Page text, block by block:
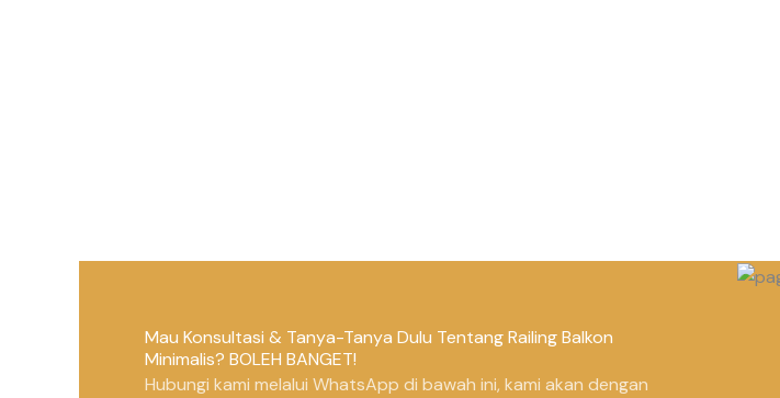
Mau Konsultasi & Tanya-Tanya Dulu Tentang Railing Balkon
Minimalis? BOLEH BANGET!
Hubungi kami melalui WhatsApp di bawah ini, kami akan dengan